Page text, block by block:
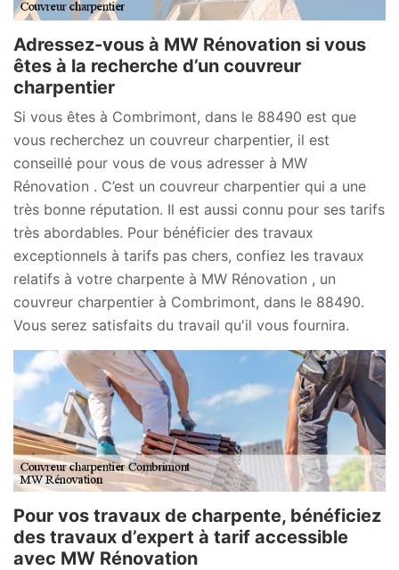
Adressez-vous à MW Rénovation si vous
êtes à la recherche d’un couvreur
charpentier
Si vous êtes à Combrimont, dans le 88490 est que
vous recherchez un couvreur charpentier, il est
conseillé pour vous de vous adresser à MW
Rénovation . C’est un couvreur charpentier qui a une
très bonne réputation. Il est aussi connu pour ses tarifs
très abordables. Pour bénéficier des travaux
exceptionnels à tarifs pas chers, confiez les travaux
relatifs à votre charpente à MW Rénovation , un
couvreur charpentier à Combrimont, dans le 88490.
Vous serez satisfaits du travail qu'il vous fournira.
Pour vos travaux de charpente, bénéficiez
des travaux d’expert à tarif accessible
avec MW Rénovation